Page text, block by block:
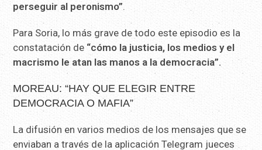
perseguir al peronismo”.
Para Soria, lo más grave de todo este episodio es la
constatación de “cómo la justicia, los medios y el
macrismo le atan las manos a la democracia”.
MOREAU: “HAY QUE ELEGIR ENTRE
DEMOCRACIA O MAFIA”
La difusión en varios medios de los mensajes que se
enviaban a través de la aplicación Telegram jueces